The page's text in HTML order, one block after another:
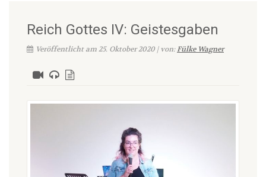
Reich Gottes IV: Geistesgaben
Veröffentlicht am 25. Oktober 2020 | von:Fülke Wagner